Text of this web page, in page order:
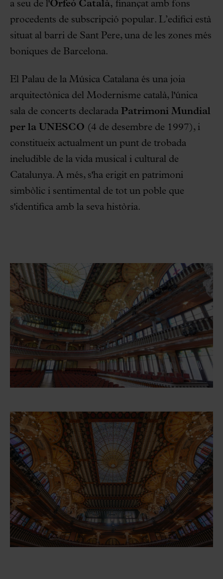
a seu de l'Orfeó Català, finançat amb fons
procedents de subscripció popular. L’edifici està
situat al barri de Sant Pere, una de les zones més
boniques de Barcelona.
El Palau de la Música Catalana és una joia
arquitectònica del Modernisme català, l'única
sala de concerts declarada Patrimoni Mundial
per la UNESCO (4 de desembre de 1997), i
constitueix actualment un punt de trobada
ineludible de la vida musical i cultural de
Catalunya. A més, s'ha erigit en patrimoni
simbòlic i sentimental de tot un poble que
s'identifica amb la seva història.